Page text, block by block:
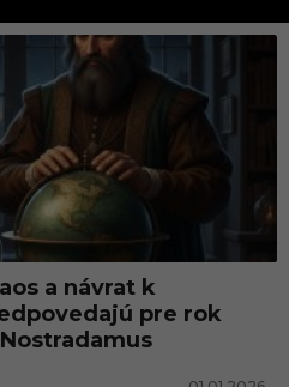
a návrat k
pre rok